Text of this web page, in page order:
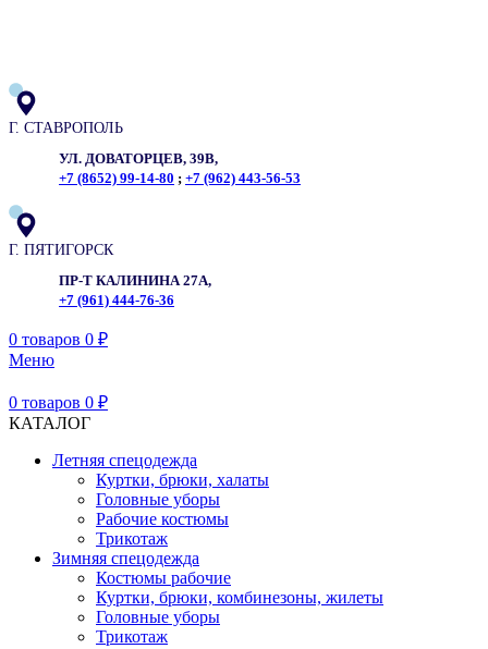
Г. СТАВРОПОЛЬ
УЛ. ДОВАТОРЦЕВ, 39В,
+7 (8652) 99-14-80 ; +7 (962) 443-56-53
Г. ПЯТИГОРСК
ПР-Т КАЛИНИНА 27А,
+7 (961) 444-76-36
0 товаров 0 ₽
Меню
0 товаров 0 ₽
КАТАЛОГ
Летняя спецодежда
Куртки, брюки, халаты
Головные уборы
Рабочие костюмы
Трикотаж
Зимняя спецодежда
Костюмы рабочие
Куртки, брюки, комбинезоны, жилеты
Головные уборы
Трикотаж